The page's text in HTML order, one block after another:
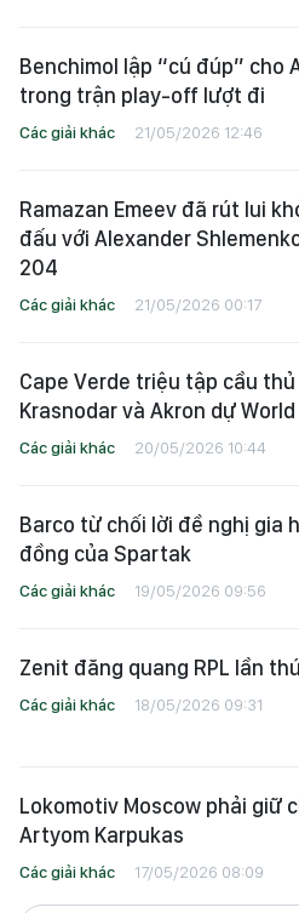
Benchimol lập “cú đúp” cho
trong trận play-off lượt đi
Các giải khác 21/05/2026 12:46
Ramazan Emeev đã rút lui
đấu với Alexander
204
Các giải khác 21/05/2026 00:17
Cape Verde triệu tập cầu thủ
Krasnodar và Akron dự World
Các giải khác 20/05/2026 10:44
Barco từ chối lời đề nghị gia
đồng của Spartak
Các giải khác 19/05/2026 09:56
Zenit đăng quang RPL lần
Các giải khác 18/05/2026 09:31
Lokomotiv Moscow phải giữ
Artyom Karpukas
Các giải khác 17/05/2026 08:09